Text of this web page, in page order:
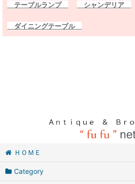
テーブルランプ シャンデリア
ダイニングテーブル
ＨＯＭＥ
Category